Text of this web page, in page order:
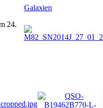
24.
Galaxien